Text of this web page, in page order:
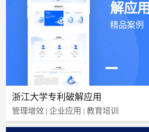
解应用
精品案例
浙江大学专利破解应用
管理增效 | 企业应用 | 教育培训